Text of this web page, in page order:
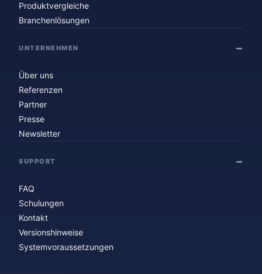
Produktvergleiche
Branchenlösungen
UNTERNEHMEN
Über uns
Referenzen
Partner
Presse
Newsletter
SUPPORT
FAQ
Schulungen
Kontakt
Versionshinweise
Systemvoraussetzungen